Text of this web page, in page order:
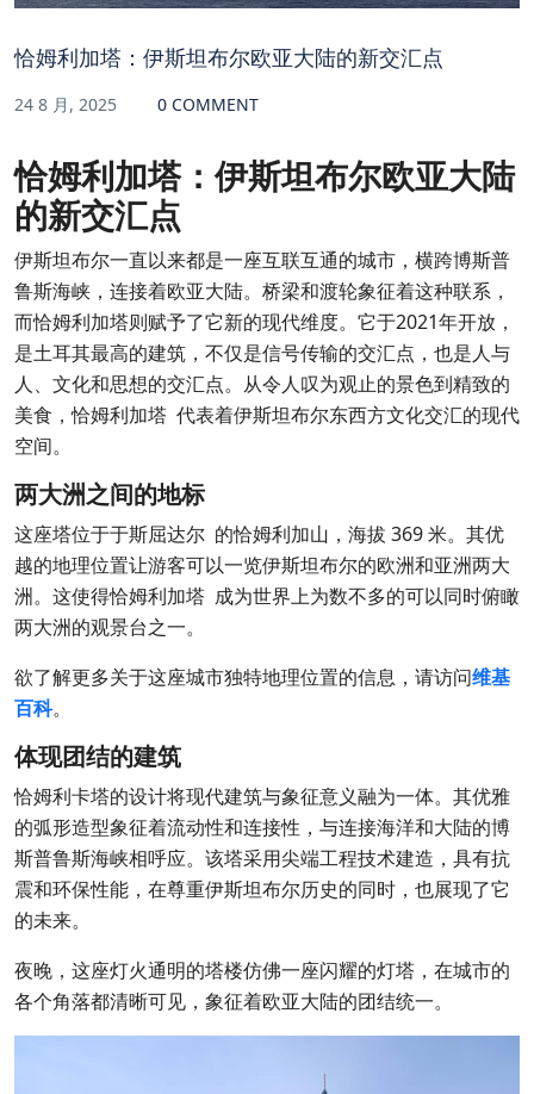
恰姆利加塔：伊斯坦布尔欧亚大陆的新交汇点
24 8 月, 2025 0 COMMENT
恰姆利加塔：伊斯坦布尔欧亚大陆
的新交汇点
伊斯坦布尔一直以来都是一座互联互通的城市，横跨博斯普
鲁斯海峡，连接着欧亚大陆。桥梁和渡轮象征着这种联系，
而恰姆利加塔则赋予了它新的现代维度。它于2021年开放，
是土耳其最高的建筑，不仅是信号传输的交汇点，也是人与
人、文化和思想的交汇点。从令人叹为观止的景色到精致的
美食，恰姆利加塔 代表着伊斯坦布尔东西方文化交汇的现代
空间。
两大洲之间的地标
这座塔位于于斯屈达尔 的恰姆利加山，海拔 369 米。其优
越的地理位置让游客可以一览伊斯坦布尔的欧洲和亚洲两大
洲。这使得恰姆利加塔 成为世界上为数不多的可以同时俯瞰
两大洲的观景台之一。
欲了解更多关于这座城市独特地理位置的信息，请访问维基
百科。
体现团结的建筑
恰姆利卡塔的设计将现代建筑与象征意义融为一体。其优雅
的弧形造型象征着流动性和连接性，与连接海洋和大陆的博
斯普鲁斯海峡相呼应。该塔采用尖端工程技术建造，具有抗
震和环保性能，在尊重伊斯坦布尔历史的同时，也展现了它
的未来。
夜晚，这座灯火通明的塔楼仿佛一座闪耀的灯塔，在城市的
各个角落都清晰可见，象征着欧亚大陆的团结统一。